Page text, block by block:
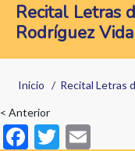
Recital Letras
Rodríguez
enlaces
de
Inicio Recital Letras
< Anterior
F
T